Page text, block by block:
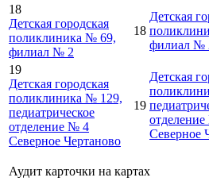
18
Детская городская
поликлиника № 69,
филиал № 2
18
Детская
филиал №
19
Детская городская
поликлиника № 129,
педиатрическое
отделение № 4
Северное Чертаново
19
Детская
Северное
Аудит карточки на картах